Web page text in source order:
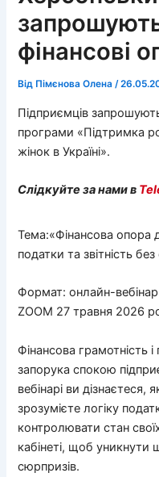
фінансові
Від Пімєнова Олена/
Підприємців
програми «Підтримка
жінок в Україні».
Слідкуйте за нами в
Тема:«Фінансова опора
податки та звітність
Формат: онлайн-
ZOOM 27 травня 2026
Фінансова грамотність
запорука спокою
вебінарі ви дізнаєтеся,
зрозумієте логіку
контролювати стан
кабінеті, щоб уникнути
сюрпризів.